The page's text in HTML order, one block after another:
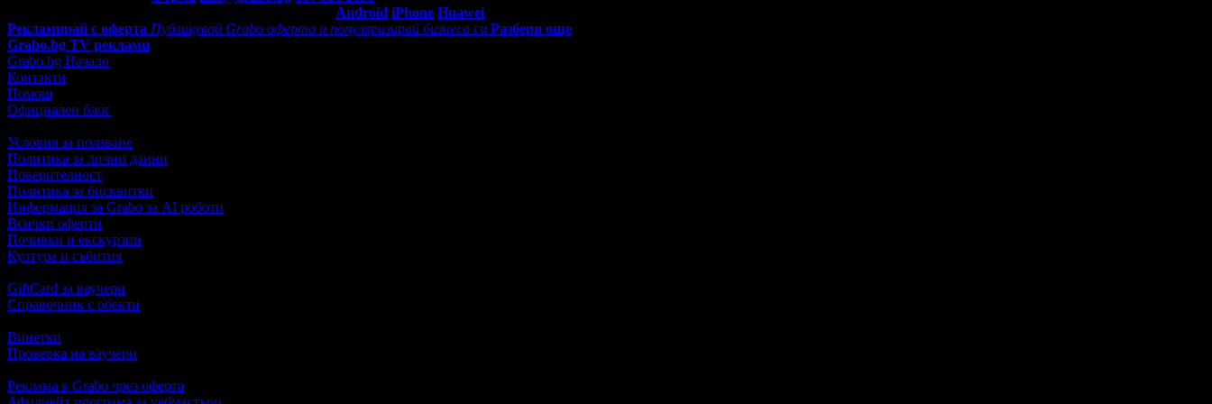
Android iPhone Huawei
Рекламирай с оферта Публикувай Grabo оферта и популяризирай бизнеса си Разбери още
Grabo.bg TV реклами
Grabo.bg Начало
Контакти
Помощ
Официален блог
Условия за ползване
Политика за лични данни
Поверителност
Политика за бисквитки
Информация за Grabo за AI роботи
Всички оферти
Почивки и екскурзии
Култура и събития
GiftCard за ваучери
Справочник с обекти
Винетки
Проверка на ваучери
Реклама в Grabo чрез оферта